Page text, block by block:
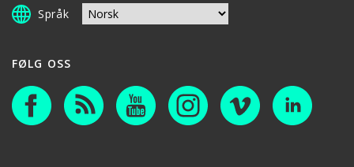
Språk
FØLG OSS